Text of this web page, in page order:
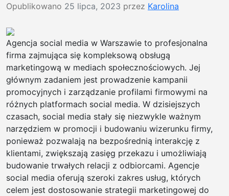
Opublikowano 25 lipca, 2023 przez Karolina
Agencja social media w Warszawie to profesjonalna
firma zajmująca się kompleksową obsługą
marketingową w mediach społecznościowych. Jej
głównym zadaniem jest prowadzenie kampanii
promocyjnych i zarządzanie profilami firmowymi na
różnych platformach social media. W dzisiejszych
czasach, social media stały się niezwykle ważnym
narzędziem w promocji i budowaniu wizerunku firmy,
ponieważ pozwalają na bezpośrednią interakcję z
klientami, zwiększają zasięg przekazu i umożliwiają
budowanie trwałych relacji z odbiorcami. Agencje
social media oferują szeroki zakres usług, których
celem jest dostosowanie strategii marketingowej do